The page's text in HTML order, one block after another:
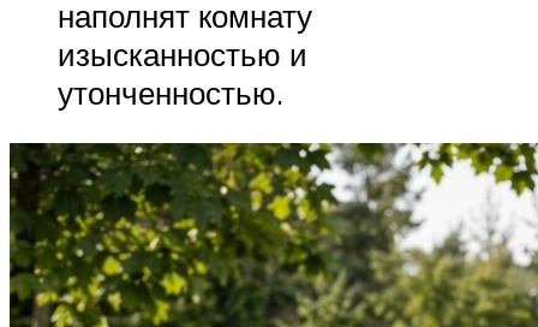
наполнят комнату
изысканностью и
утонченностью.